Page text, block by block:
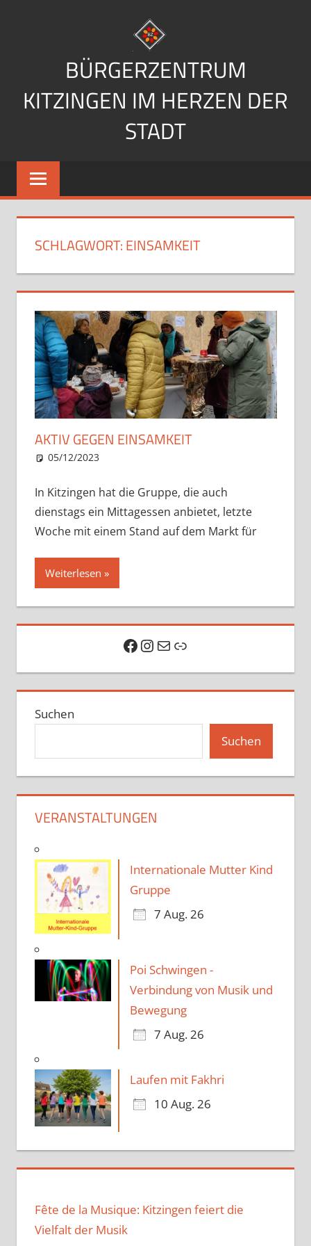
BÜRGERZENTRUM
KITZINGEN IM HERZEN DER
STADT
Im
Herzen
Stadt
SCHLAGWORT:EINSAMKEIT
AKTIV GEGEN EINSAMKEIT
05/12/2023
In Kitzingen hat die Gruppe, die auch
dienstags ein Mittagessen anbietet, letzte
Woche mit einem Stand auf dem Markt für
Weiterlesen
Facebook
Instagram
E-Mail
Link
Suchen
Suchen
VERANSTALTUNGEN
Internationale Mutter Kind
Gruppe
7 Aug. 26
Poi Schwingen -
Verbindung von Musik und
Bewegung
7 Aug. 26
Laufen mit Fakhri
10 Aug. 26
Fête de la Musique: Kitzingen feiert die
Vielfalt der Musik